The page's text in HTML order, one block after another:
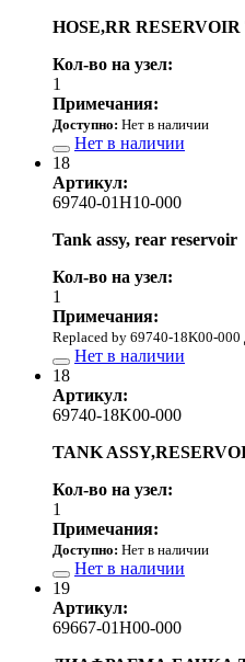
HOSE,RR
Кол-во на узел:
1
Примечания:
Доступно: Нет в наличии
Нет в наличии
18
Артикул:
69740-01H10-000
Tank assy, rear reservoir
Кол-во на узел:
1
Примечания:
Replaced by 69740-18K00-000
Нет в наличии
18
Артикул:
69740-18K00-000
TANK
Кол-во на узел:
1
Примечания:
Доступно: Нет в наличии
Нет в наличии
19
Артикул:
69667-01H00-000